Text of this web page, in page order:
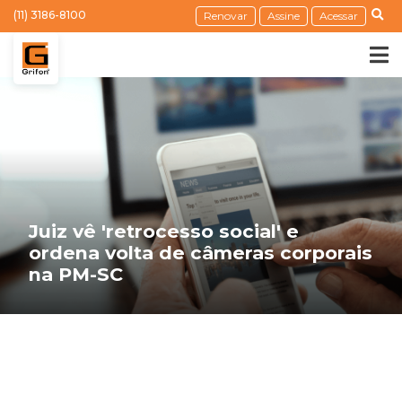
(11) 3186-8100 Renovar Assine Acessar
Juiz vê 'retrocesso social' e
ordena volta de câmeras corporais
na PM-SC